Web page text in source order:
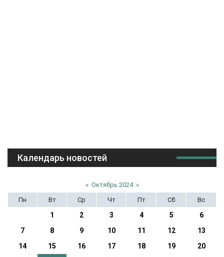
Календарь новостей
« Октябрь 2024 »
Пн
Вт Ср Чт Пт Сб Вс
1 2 3 4 5
6
7
8 9 10 11 12
13
14
15 16 17 18 19
20